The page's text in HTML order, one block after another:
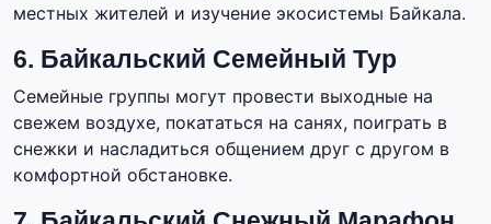
местных жителей и изучение экосистемы Байкала.
6. Байкальский Семейный Тур
Семейные группы могут провести выходные на
свежем воздухе, покататься на санях, поиграть в
снежки и насладиться общением друг с другом в
комфортной обстановке.